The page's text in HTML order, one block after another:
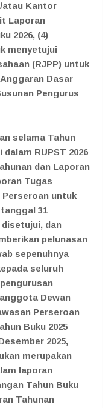
atau Kantor
Laporan
2026, (4)
menyetujui
(RJPP) untuk
Anggaran Dasar
Pengurus
selama Tahun
dalam RUPST 2026
dan Laporan
Tugas
Perseroan untuk
31
disetujui, dan
pelunasan
sepenuhnya
seluruh
Dewan
Perseroan
Buku 2025
2025,
merupakan
laporan
Tahun Buku
Tahunan